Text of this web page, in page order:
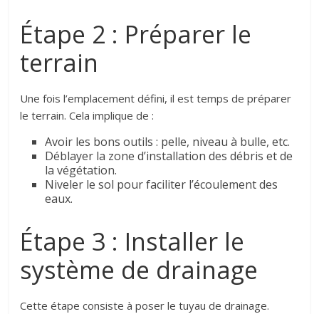
Étape 2 : Préparer le
terrain
Une fois l’emplacement défini, il est temps de préparer
le terrain. Cela implique de :
Avoir les bons outils : pelle, niveau à bulle, etc.
Déblayer la zone d’installation des débris et de
la végétation.
Niveler le sol pour faciliter l’écoulement des
eaux.
Étape 3 : Installer le
système de drainage
Cette étape consiste à poser le tuyau de drainage.